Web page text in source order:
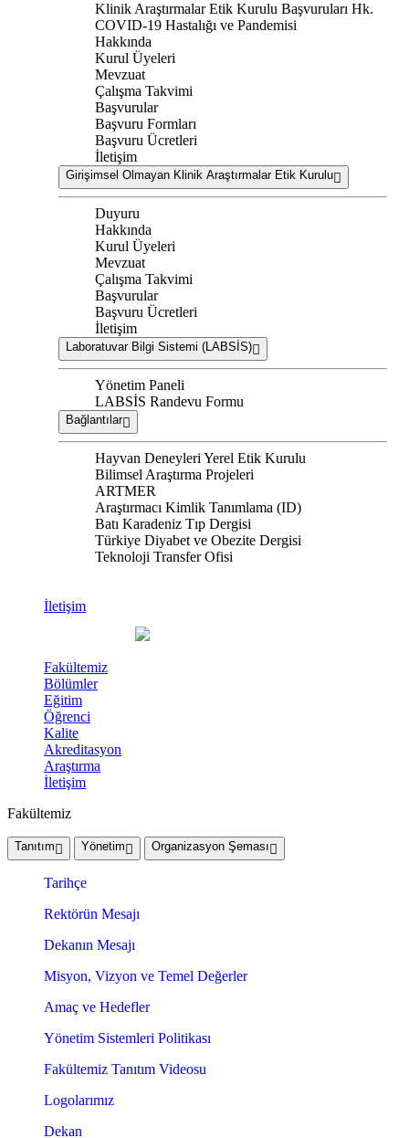
Klinik Araştırmalar Etik Kurulu Başvuruları Hk.
COVID-19 Hastalığı ve Pandemisi
Hakkında
Kurul Üyeleri
Mevzuat
Çalışma Takvimi
Başvurular
Başvuru Formları
Başvuru Ücretleri
İletişim
Girişimsel Olmayan Klinik Araştırmalar Etik Kurulu
Duyuru
Hakkında
Kurul Üyeleri
Mevzuat
Çalışma Takvimi
Başvurular
Başvuru Ücretleri
İletişim
Laboratuvar Bilgi Sistemi (LABSİS)
Yönetim Paneli
LABSİS Randevu Formu
Bağlantılar
Hayvan Deneyleri Yerel Etik Kurulu
Bilimsel Araştırma Projeleri
ARTMER
Araştırmacı Kimlik Tanımlama (ID)
Batı Karadeniz Tıp Dergisi
Türkiye Diyabet ve Obezite Dergisi
Teknoloji Transfer Ofisi
İletişim
Fakültemiz
Bölümler
Eğitim
Öğrenci
Kalite
Akreditasyon
Araştırma
İletişim
Fakültemiz
Tanıtım Yönetim Organizasyon Şeması
Tarihçe
Rektörün Mesajı
Dekanın Mesajı
Misyon, Vizyon ve Temel Değerler
Amaç ve Hedefler
Yönetim Sistemleri Politikası
Fakültemiz Tanıtım Videosu
Logolarımız
Dekan